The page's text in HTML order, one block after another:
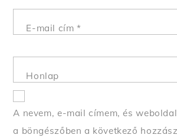
E-mail cím*
Honlap
A nevem, e-mail címem, és
a böngészőben a következő